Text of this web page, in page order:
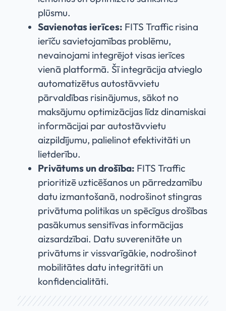
plūsmu.
Savienotas ierīces: FITS Traffic risina
ierīču savietojamības problēmu,
nevainojami integrējot visas ierīces
vienā platformā. Šī integrācija atvieglo
automatizētus autostāvvietu
pārvaldības risinājumus, sākot no
maksājumu optimizācijas līdz dinamiskai
informācijai par autostāvvietu
aizpildījumu, palielinot efektivitāti un
lietderību.
Privātums un drošība: FITS Traffic
prioritizē uzticēšanos un pārredzamību
datu izmantošanā, nodrošinot stingras
privātuma politikas un spēcīgus drošības
pasākumus sensitīvas informācijas
aizsardzībai. Datu suverenitāte un
privātums ir vissvarīgākie, nodrošinot
mobilitātes datu integritāti un
konfidencialitāti.